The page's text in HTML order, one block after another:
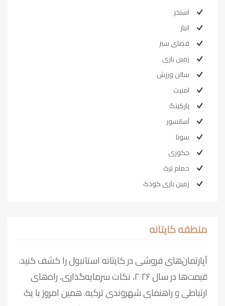
استخر
انبار
فضای سبز
زمین بازی
سالن ورزش
امنیت
پارکینگ
آسانسور
سونا
جکوزی
حمام ترک
زمین بازی کودک
منطقه کایتانه
آپارتمان‌های فروشی در کایثانه استانبول را کشف کنید.
قیمت‌ها در سال ۲۰۲۶، نکات سرمایه‌گذاری، راه‌های
ارتباطی و راهنمای شهروندی ترکیه. همین امروز با یک